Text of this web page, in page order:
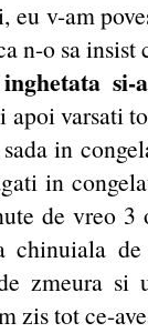
eu v-am
n-o sa insist
apoi varsati
in
in
de vreo 3
chinuiala
zmeura si
zis tot ce-